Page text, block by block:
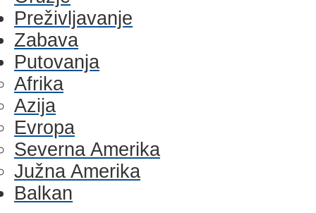
Preživljavanje
Zabava
Putovanja
Afrika
Azija
Evropa
Severna Amerika
Južna Amerika
Balkan